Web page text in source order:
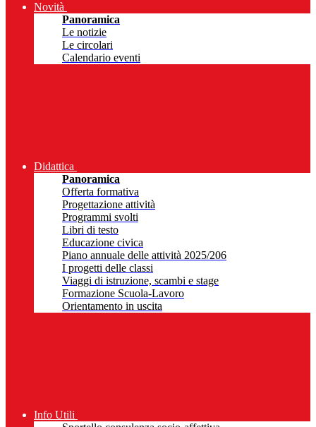
Novità
Panoramica
Le notizie
Le circolari
Calendario eventi
Didattica
Panoramica
Offerta formativa
Progettazione attività
Programmi svolti
Libri di testo
Educazione civica
Piano annuale delle attività 2025/206
I progetti delle classi
Viaggi di istruzione, scambi e stage
Formazione Scuola-Lavoro
Orientamento in uscita
Info Utili